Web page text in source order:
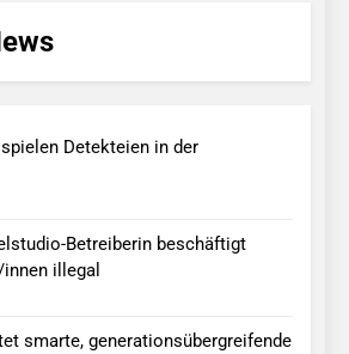
Detekteien in der
Betreiberin beschäftigt
illegal
smarte, generationsübergreifende